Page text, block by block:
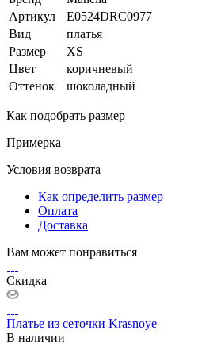
Артикул
E0524DRC0977
Вид
платья
Размер
XS
Цвет
коричневый
Оттенок
шоколадный
Как подобрать размер
Примерка
Условия возврата
Как определить размер
Оплата
Доставка
Вам может понравиться
Скидка
Платье из сеточки Krasnoye
В наличии